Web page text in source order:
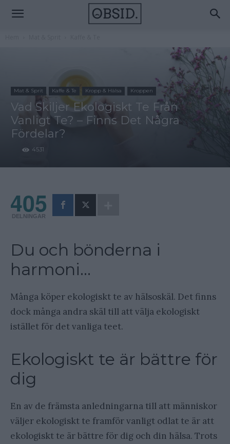
Mat & Sprit Kaffe & Te Kropp & Hälsa Kroppen
Vad Skiljer Ekologiskt Te Från
Vanligt Te? – Finns Det Några
Fördelar?
4531
405
DELNINGAR
Du och bönderna i
harmoni…
Många köper ekologiskt te av hälsoskäl. Det finns
dock många andra skäl till att välja ekologiskt
istället för det vanliga teet.
Ekologiskt te är bättre för
dig
En av de främsta anledningarna till att människor
väljer ekologiskt te framför vanligt odlat te är att
ekologiskt te är bättre för dig och din hälsa. Trots